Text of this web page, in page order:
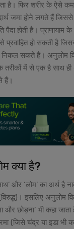
है। फिर शरीर के ऐसे कम
जमा होने लगते हैं
पैदा होती है। प्राणायाम
प्रवाहित हो सकती है
निकल सकते हैं। अनुलोम
में से एक है साथ ही
हैं।
क्या है?
और ‘लोम’ का अर्थ है
इसलिए अनुलोम
छोड़ना’ भी कहा जाता
(जिसे चंद्र या इडा भी